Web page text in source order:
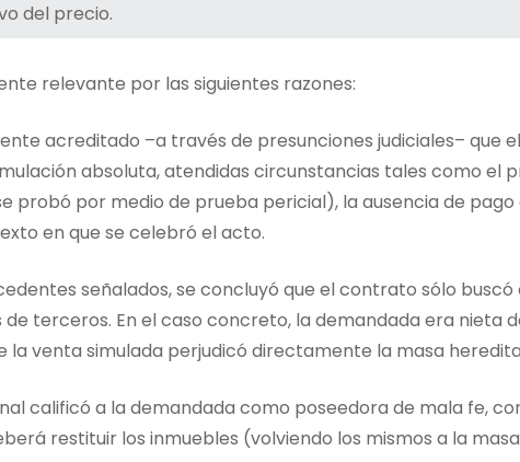
del precio.
relevante por las siguientes razones:
acreditado –a través de presunciones judiciales– que
absoluta, atendidas circunstancias tales como
probó por medio de prueba pericial), la ausencia de
en que se celebró el acto.
señalados, se concluyó que el contrato sólo
terceros. En el caso concreto, la demandada era nieta
la venta simulada perjudicó directamente la masa
calificó a la demandada como poseedora de mala fe,
restituir los inmuebles (volviendo los mismos a la